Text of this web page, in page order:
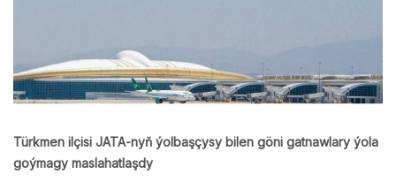
Türkmen ilçisi JATA-nyň ýolbaşçysy bilen göni gatnawlary ýola
goýmagy maslahatlaşdy